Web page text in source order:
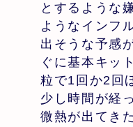
とするような
ようなインフ
出そうな予感
ぐに基本キッ
粒で1回か2回
少し時間が経
微熱が出てき